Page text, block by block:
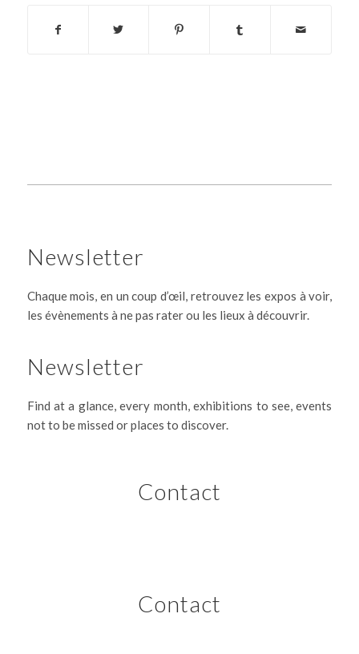
Newsletter
Chaque mois, en un coup d’œil, retrouvez les expos à voir,
les évènements à ne pas rater ou les lieux à découvrir.
Newsletter
Find at a glance, every month, exhibitions to see, events
not to be missed or places to discover.
Contact
Contact